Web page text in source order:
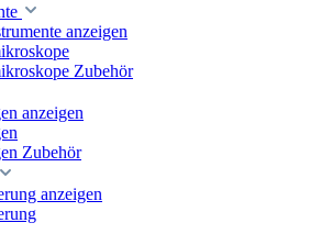
anzeigen
Zubehör
anzeigen
Zubehör
anzeigen